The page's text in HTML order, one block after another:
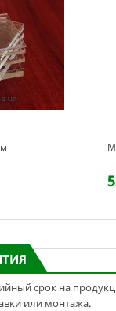
срок на
или монтажа.